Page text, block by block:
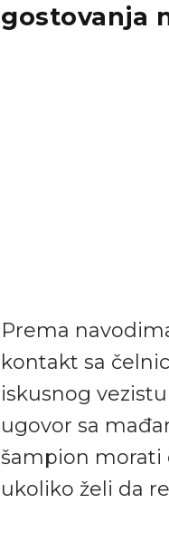
gostovanja
Prema
kontakt sa
iskusnog
ugovor sa
šampion morati
ukoliko želi da